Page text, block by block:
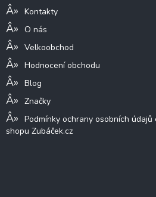
Kontakty
O nás
Velkoobchod
Hodnocení obchodu
Blog
Značky
Podmínky ochrany osobních údajů
shopu Zubáček.cz